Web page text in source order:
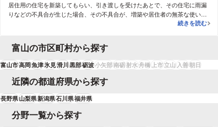
居住用の住宅を新築してもらい、引き渡しを受けたあとで、その住宅に雨漏
りなどの不具合が生じた場合、その不具合が、増築や居住者の無茶な使い方
などの他の原因に由来するものではなく、もともとの建築工事の欠陥に由来
陥の修理を工務店側に請求（つまり修理代金を負担せずに、無料で請求）す
ることができます（民法第５５９条、民法第５６２条、住宅の品質確保の促
進等に関する法律第９４条１項）。万が一、もともとの新築工事請負契約に
「工務店は引き渡し後、１年経過後は責任を負わない」などと記載されてい
ても、注文者は修理を請求することができます（住宅の品質確保の促進等に
関する法律第９４条２項）。なので、雨漏りが、もともとの建築工事の欠陥
に由来するものであれば、修理代金を支払うことなしに、もともと工事をお
が、もともとの工事の欠陥によるものなのか、その後の何かほかの原因（た
【欠陥住宅問
続きを読む
富山の市区町村から探す
富山市高岡魚津氷見滑川黒部砺波小矢部南砺射水舟橋上市立山 入善朝日
近隣の都道府県から探す
長野県山梨県新潟県石川県福井県
分野一覧から探す